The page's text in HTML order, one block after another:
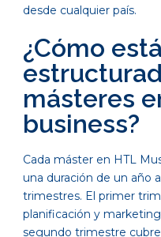
desde cualquier país.
¿Cómo
másteres
business?
Cada máster en HTL
una duración de un año
trimestres. El primer
planificación y
segundo trimestre